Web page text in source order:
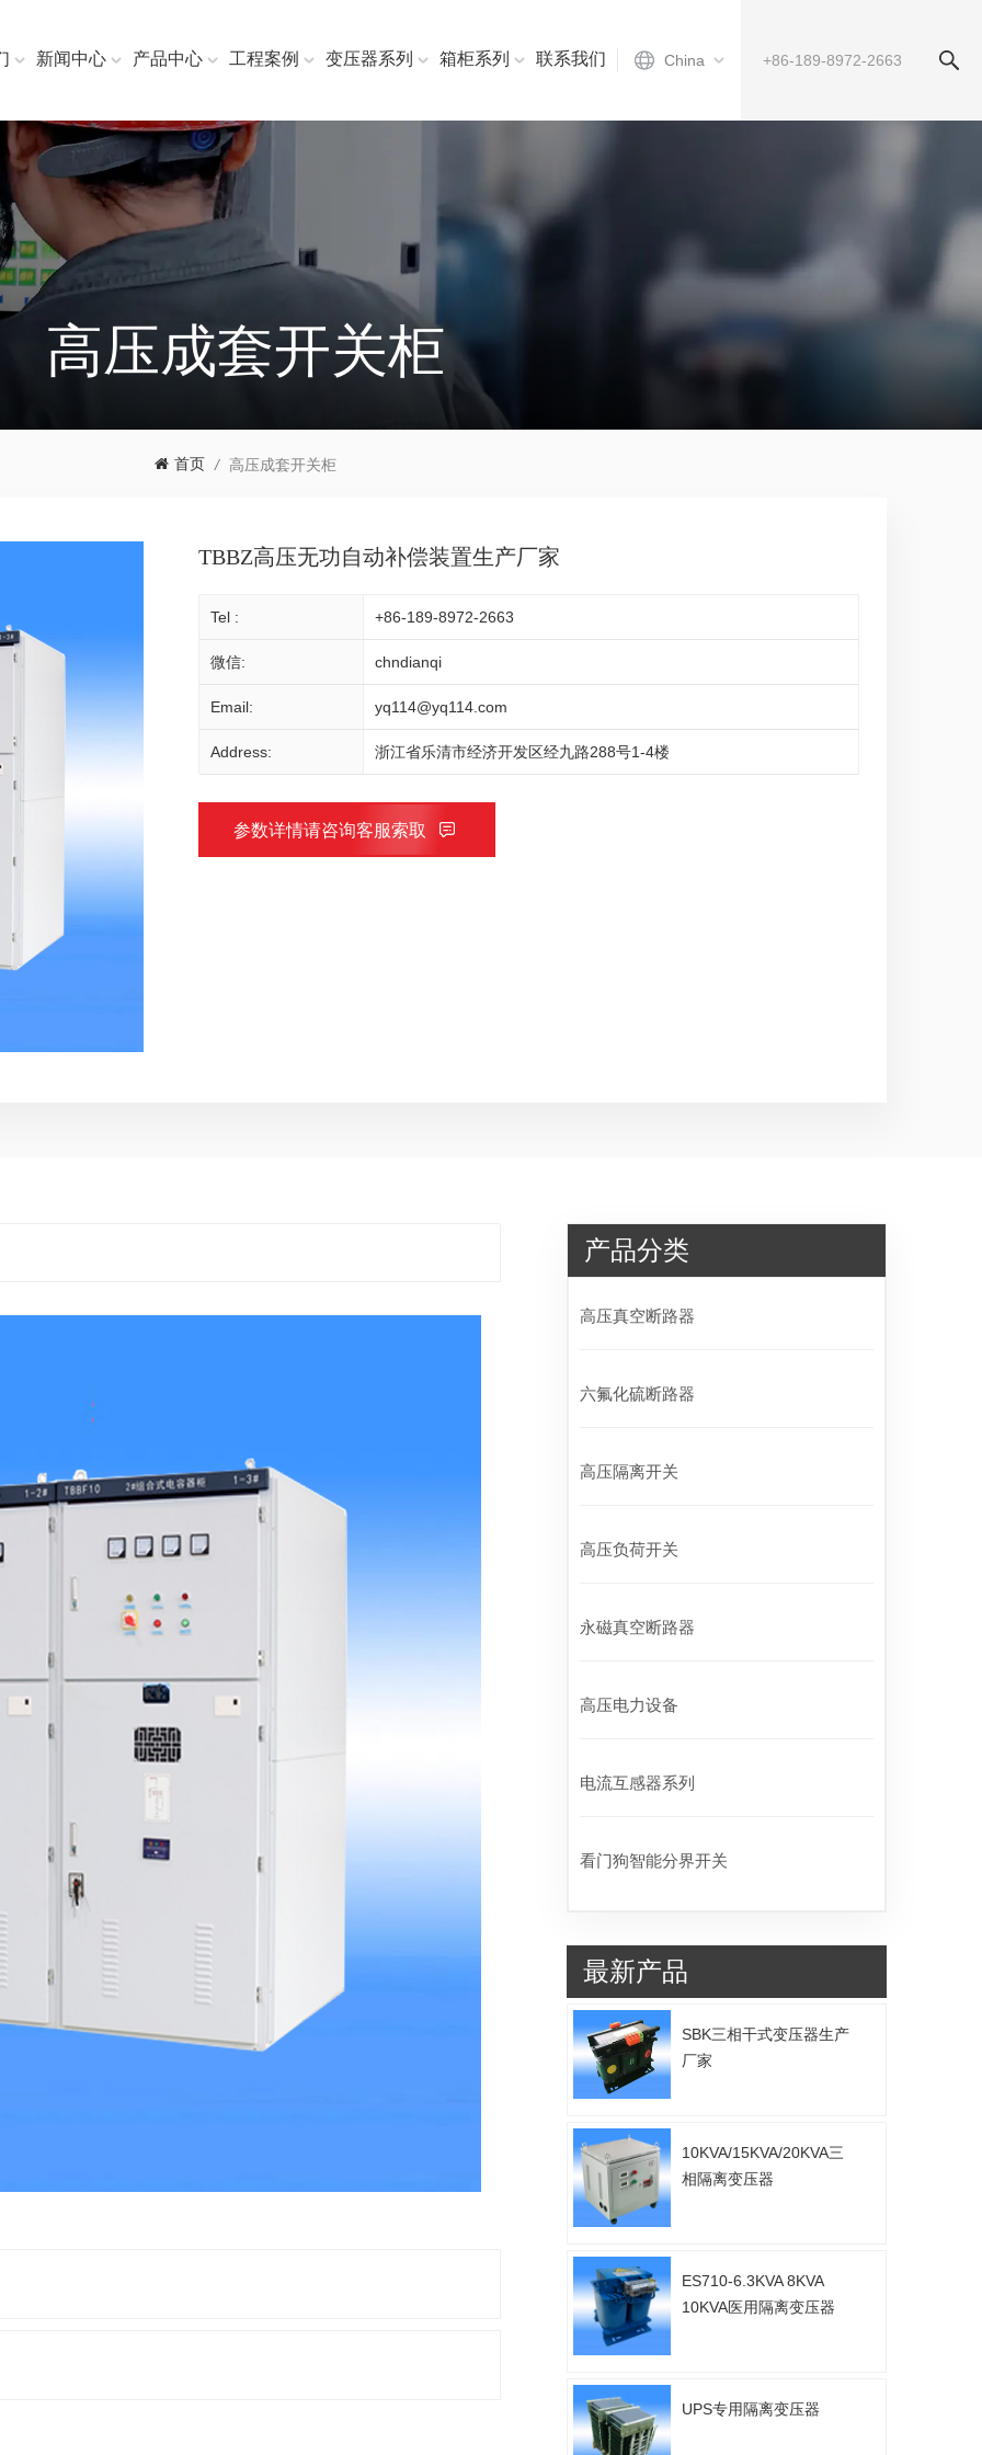
China
新闻中心 产品中心 工程案例 变压器系列 箱柜系列 联系我们
高压成套开关柜
首页 / 高压成套开关柜
TBBZ高压无功自动补偿装置生产厂家
Tel : +86-189-8972-2663
微信: chndianqi
Email: yq114@yq114.com
Address: 浙江省乐清市经济开发区经九路288号1-4楼
参数详情请咨询客服索取
产品分类
高压真空断路器
六氟化硫断路器
高压隔离开关
高压负荷开关
永磁真空断路器
高压电力设备
电流互感器系列
看门狗智能分界开关
最新产品
SBK三相干式变压器生产
厂家
10KVA/15KVA/20KVA三
相隔离变压器
ES710-6.3KVA 8KVA
10KVA医用隔离变压器
UPS专用隔离变压器